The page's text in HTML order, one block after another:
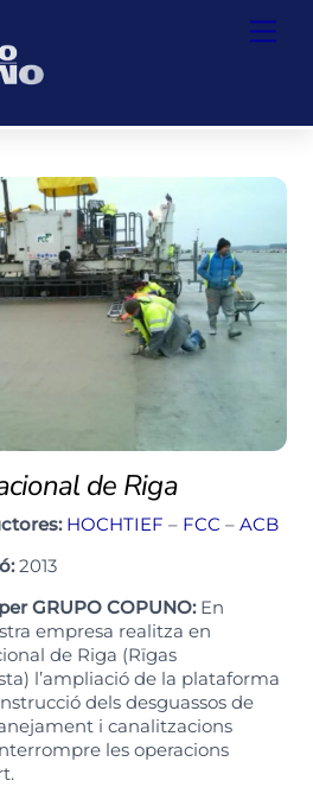
de Riga
HOCHTIEF – FCC –ACB
2013
GRUPO COPUNO:En
empresa realitza en
de Riga (Rīgas
l’ampliació de la plataforma
dels desguassos de
i canalitzacions
les operacions